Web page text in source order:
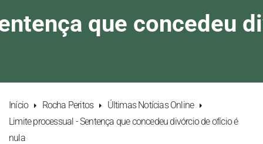
que concedeu
Início Rocha Peritos
Últimas Notícias Online
Limite processual - Sentença que concedeu divórcio de ofício é
nula